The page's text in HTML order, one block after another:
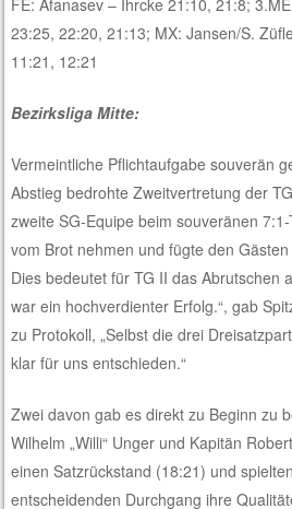
FE: Afanasev – Ihrcke 21:10, 21:8;
23:25, 22:20, 21:13; MX: Jansen/S.
11:21, 12:21
Bezirksliga Mitte:
Vermeintliche Pflichtaufgabe souverän
Abstieg bedrohte Zweitvertretung der
zweite SG-Equipe beim souveränen
vom Brot nehmen und fügte den
Dies bedeutet für TG II das Abrutschen
war ein hochverdienter Erfolg.“, gab
zu Protokoll, „Selbst die drei
klar für uns entschieden.“
Zwei davon gab es direkt zu Beginn zu
Wilhelm „Willi“ Unger und Kapitän
einen Satzrückstand (18:21) und
entscheidenden Durchgang ihre